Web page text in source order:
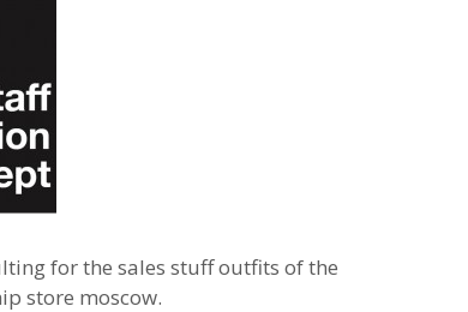
for the sales stuff outfits of the
store moscow.